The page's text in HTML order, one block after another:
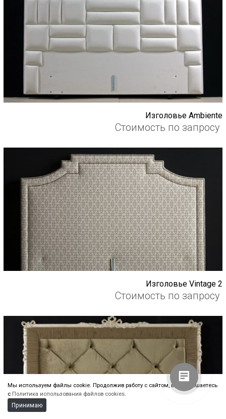
Здравствуйте! Готова помочь
вам. Напишите мне, если у
вас появятся вопросы.
Изголовье Ambiente
Стоимость по запросу
Изголовье Vintage 2
Стоимость по запросу
Мы используем файлы cookie. Продолжив работу с сайтом, вы соглашаетесь
с Политика использования файлов cookies.
Принимаю